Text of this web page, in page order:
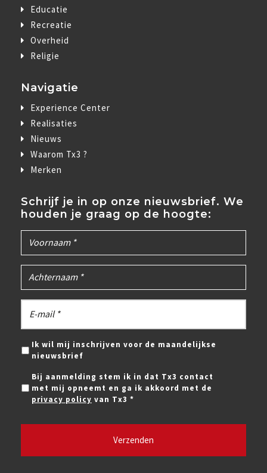
Educatie
Recreatie
Overheid
Religie
Navigatie
Experience Center
Realisaties
Nieuws
Waarom Tx3 ?
Merken
Schrijf je in op onze nieuwsbrief. We
houden je graag op de hoogte:
Ik wil mij inschrijven voor de maandelijkse
nieuwsbrief
Bij aanmelding stem ik in dat Tx3 contact
met mij opneemt en ga ik akkoord met de
privacy policy van Tx3 *